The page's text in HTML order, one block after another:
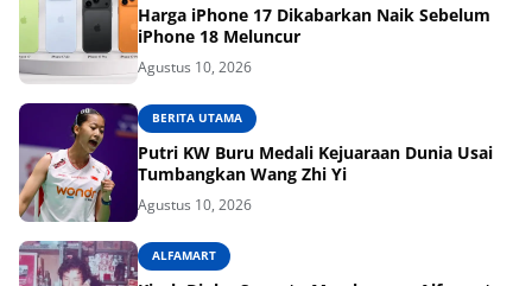
Harga iPhone 17 Dikabarkan Naik Sebelum
iPhone 18 Meluncur
Agustus 10, 2026
BERITA UTAMA
Putri KW Buru Medali Kejuaraan Dunia Usai
Tumbangkan Wang Zhi Yi
Agustus 10, 2026
ALFAMART